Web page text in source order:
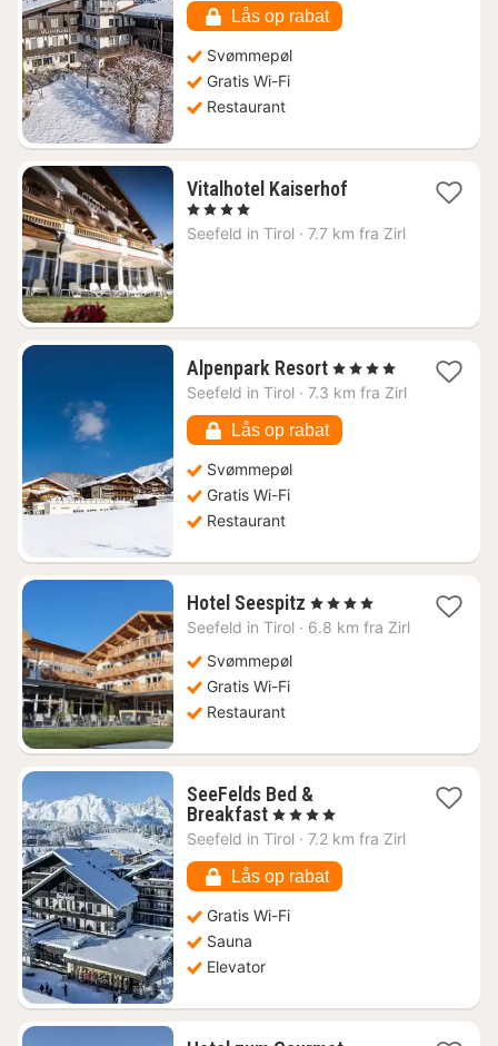
1720
kr.
Lås op rabat
Svømmepøl
Gratis Wi-Fi
Restaurant
Vitalhotel Kaiserhof1
fra
, 4 Stjerner
Seefeld in Tirol · 7.7 km fra Zirl
Alpenpark Resort1
nat
1631
kr.
, 4 Stjerner
Seefeld in Tirol · 7.3 km fra Zirl
Lås op rabat
Svømmepøl
Gratis Wi-Fi
Restaurant
Hotel Seespitz 1
nat
, 4 Stjerner
Seefeld in Tirol · 6.8 km fra Zirl
Svømmepøl
Gratis Wi-Fi
Restaurant
SeeFelds Bed &
Breakfast1
nat
1012
kr.
, 4 Stjerner
Seefeld in Tirol · 7.2 km fra Zirl
Lås op rabat
Gratis Wi-Fi
Sauna
Elevator